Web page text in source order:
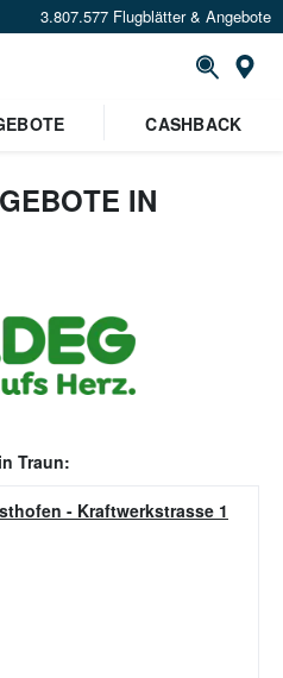
3.807.577 Flugblätter & Angebote
CASHBACK
IN
Traun:
- Kraftwerkstrasse 1